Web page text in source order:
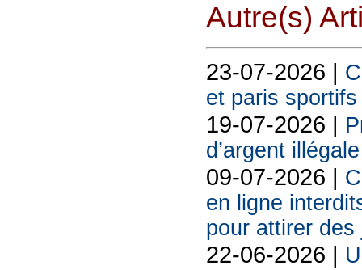
Autre(s)
23-07-2026 |
et paris
19-07-2026 |
d’argent
09-07-2026 |
en ligne
pour attirer des
22-06-2026 |